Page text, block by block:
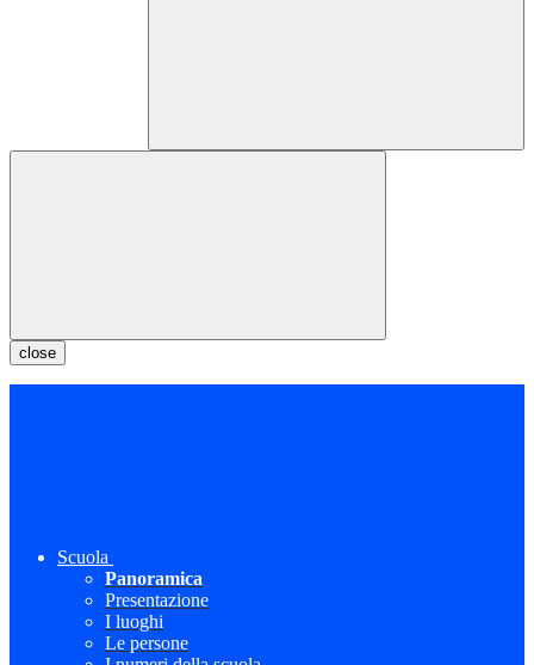
close
Scuola
Panoramica
Presentazione
I luoghi
Le persone